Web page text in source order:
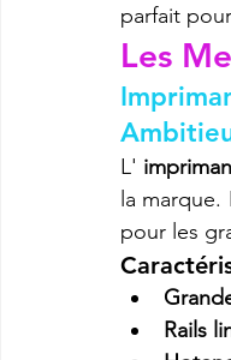
parfait
Les
L'
la
pour les
Rails